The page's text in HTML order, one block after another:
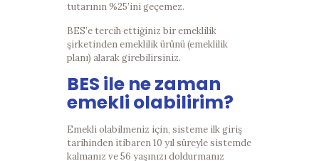
tutarının %25’ini geçemez.
BES’e tercih ettiğiniz bir emeklilik
şirketinden emeklilik ürünü (emeklilik
planı) alarak girebilirsiniz.
BES ile ne zaman
emekli olabilirim?
Emekli olabilmeniz için, sisteme ilk giriş
tarihinden itibaren 10 yıl süreyle sistemde
kalmanız ve 56 yaşınızı doldurmanız